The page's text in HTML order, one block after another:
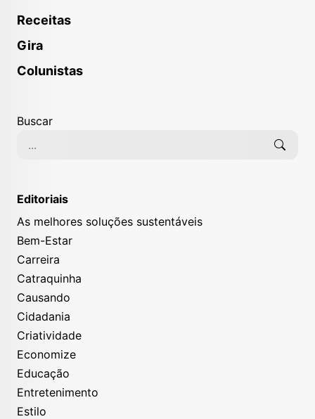
Receitas
Gira
Colunistas
Buscar
Editoriais
As melhores soluções sustentáveis
Bem-Estar
Carreira
Catraquinha
Causando
Cidadania
Criatividade
Economize
Educação
Entretenimento
Estilo